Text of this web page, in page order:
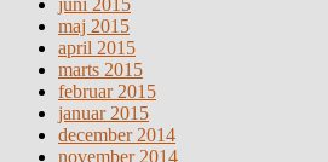
maj 2015
april 2015
marts 2015
februar 2015
januar 2015
december 2014
november 2014